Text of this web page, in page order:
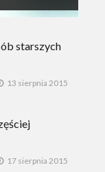
starszych
13 sierpnia 2015
17 sierpnia 2015